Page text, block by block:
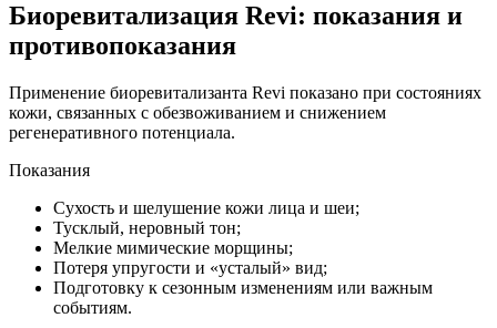
Биоревитализация Revi: показания и
противопоказания
Применение биоревитализанта Revi показано при состояниях
кожи, связанных с обезвоживанием и снижением
регенеративного потенциала.
Показания
Сухость и шелушение кожи лица и шеи;
Тусклый, неровный тон;
Мелкие мимические морщины;
Потеря упругости и «усталый» вид;
Подготовку к сезонным изменениям или важным
событиям.